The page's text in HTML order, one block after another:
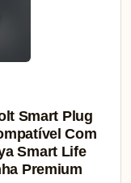
Smart Plug
Com
Smart Life
Premium